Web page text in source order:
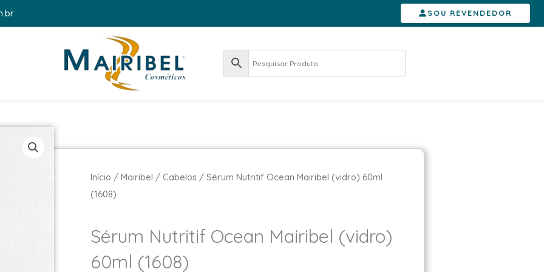
SOU REVENDEDOR
Início / Mairibel / Cabelos / Sérum Nutritif Ocean Mairibel (vidro) 60ml
(1608)
Sérum Nutritif Ocean Mairibel (vidro)
60ml (1608)